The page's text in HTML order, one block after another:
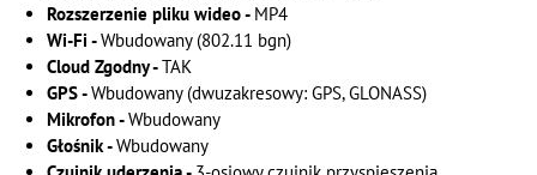
Rozszerzenie pliku wideo - MP4
Wi-Fi -Wbudowany (802.11 bgn)
Cloud Zgodny -TAK
GPS -Wbudowany (dwuzakresowy: GPS, GLONASS)
Mikrofon -Wbudowany
Głośnik -Wbudowany